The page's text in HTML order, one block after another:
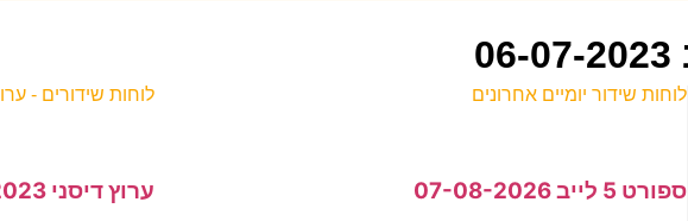
לוחות שידור יומיים אחרונים
ספורט 5 לייב 07-08-2026
לוחות שידורים -
ערוץ דיסני 15-12-2023